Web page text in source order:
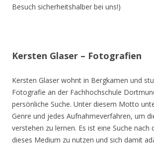
Besuch sicherheitshalber bei uns!)
Kersten Glaser – Fotografien
Kersten Glaser wohnt in Bergkamen und
Fotografie an der Fachhochschule
persönliche Suche. Unter diesem Motto
Genre und jedes Aufnahmeverfahren, um
verstehen zu lernen. Es ist eine Suche nach
dieses Medium zu nutzen und sich damit